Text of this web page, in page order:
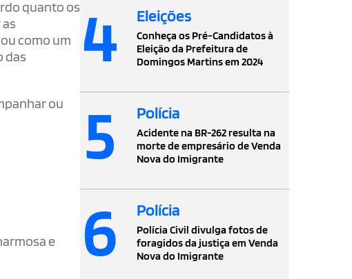
quanto os
como um
das
ou
e
4 Eleições
Conheça os Pré-Candidatos à
Eleição da Prefeitura de
Domingos Martins em 2024
5 Polícia
Acidente na BR-262 resulta na
morte de empresário de Venda
Nova do Imigrante
6 Polícia
Polícia Civil divulga fotos de
foragidos da justiça em Venda
Nova do Imigrante